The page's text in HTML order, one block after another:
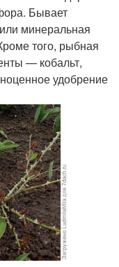
Бывает
минеральная
того, рыбная
— кобальт,
удобрение